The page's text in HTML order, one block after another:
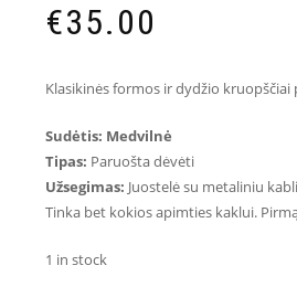
€35.00
Klasikinės formos ir dydžio
Sudėtis: Medvilnė
Tipas: Paruošta dėvėti
Užsegimas: Juostelė su metaliniu
Tinka bet kokios apimties kaklui.
1 in stock